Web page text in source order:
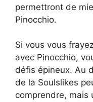
permettront de
Pinocchio.
Si vous vous
avec Pinocchio,
défis épineux. Au
de la Soulslikes
comprendre, mais